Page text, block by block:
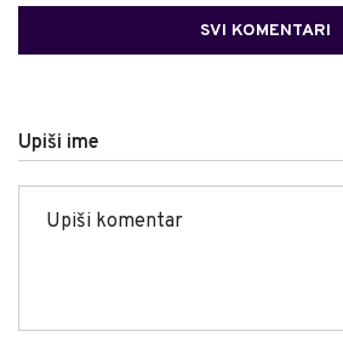
SVI KOMENTARI
Upiši ime